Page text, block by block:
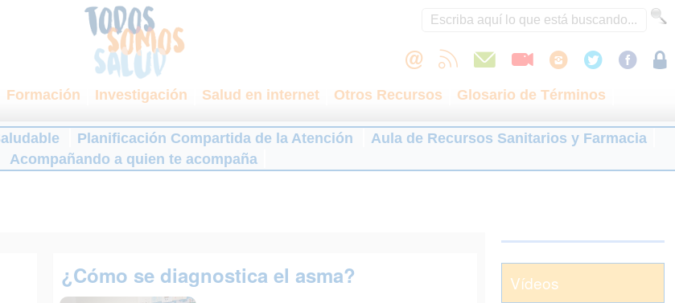
Formación Investigación Salud en internet Otros Recursos
Glosario de Términos
Planificación Compartida de la Atención
Aula de Recursos Sanitarios y Farmacia
Acompañando a quien te acompaña
¿Cómo se diagnostica el asma? Vídeos